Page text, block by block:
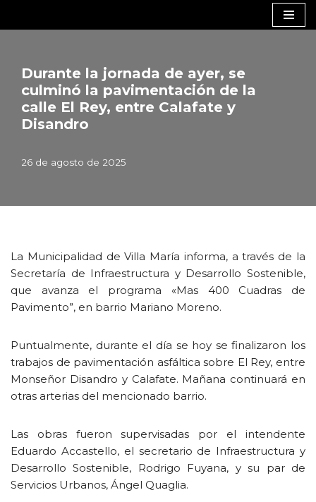
contenido
Durante la jornada de ayer, se
culminó la pavimentación de la
calle El Rey, entre Calafate y
Disandro
26 de agosto de 2025
La Municipalidad de Villa María informa, a través de la
Secretaría de Infraestructura y Desarrollo Sostenible,
que avanza el programa «Mas 400 Cuadras de
Pavimento”, en barrio Mariano Moreno.
Puntualmente, durante el día se hoy se finalizaron los
trabajos de pavimentación asfáltica sobre El Rey, entre
Monseñor Disandro y Calafate. Mañana continuará en
otras arterias del mencionado barrio.
Las obras fueron supervisadas por el intendente
Eduardo Accastello, el secretario de Infraestructura y
Desarrollo Sostenible, Rodrigo Fuyana, y su par de
Servicios Urbanos, Ángel Quaglia.